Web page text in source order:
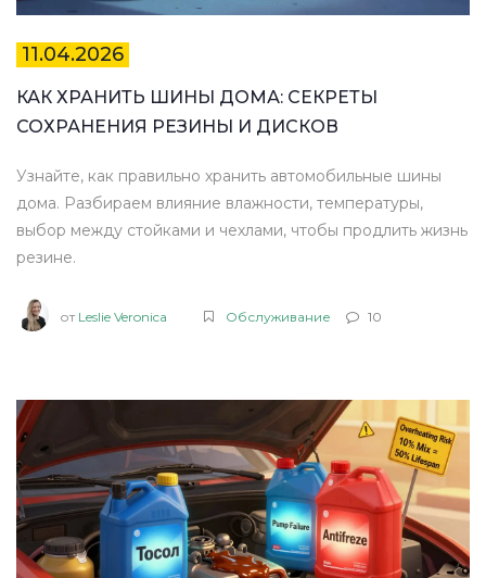
11.04.2026
КАК ХРАНИТЬ ШИНЫ ДОМА: СЕКРЕТЫ
СОХРАНЕНИЯ РЕЗИНЫ И ДИСКОВ
Узнайте, как правильно хранить автомобильные шины
дома. Разбираем влияние влажности, температуры,
выбор между стойками и чехлами, чтобы продлить жизнь
резине.
от Leslie Veronica Обслуживание 10